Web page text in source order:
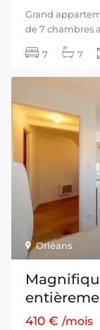
Grand
de 7 chambres
7 7
Orléans
410 €/mois